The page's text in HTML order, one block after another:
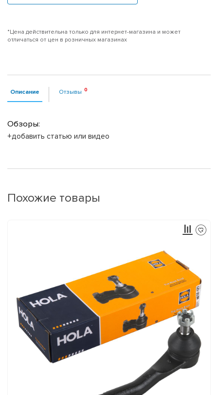
*Цена действительна только для интернет-магазина и может
отличаться от цен в розничных магазинах
Описание Отзывы
Обзоры:
+добавить статью или видео
Похожие товары